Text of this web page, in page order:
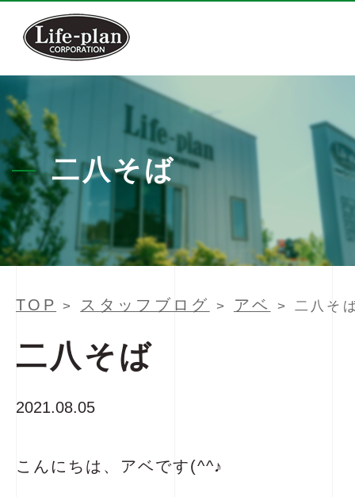
二八そば
TOP > スタッフブログ > アベ > 二八そ
二八そば
2021.08.05
こんにちは、アベです(^^♪